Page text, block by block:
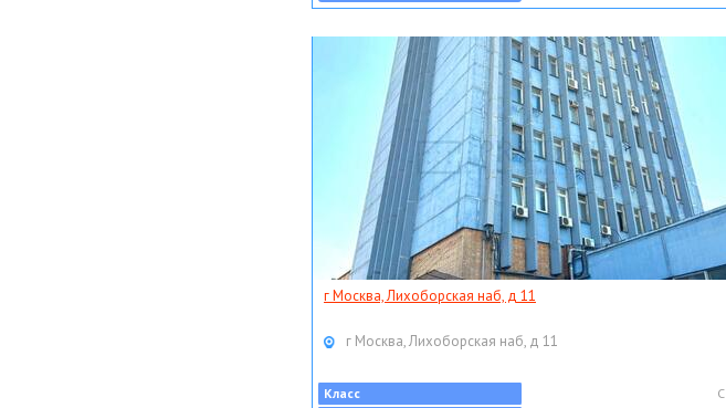
г Москва, Лихоборская наб, д 11
г Москва, Лихоборская наб, д 11
Класс
C